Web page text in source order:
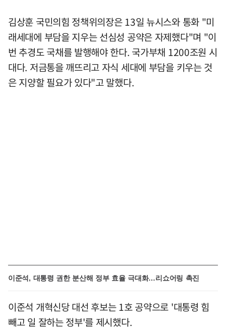
김상훈 국민의힘 정책위의장은 13일 뉴시스와 통화 "미
래세대에 부담을 지우는 선심성 공약은 자제했다"며 "이
번 추경도 국채를 발행해야 한다. 국가부채 1200조원 시
대다. 저금통을 깨뜨리고 자식 세대에 부담을 키우는 것
은 지양할 필요가 있다"고 말했다.
이준석, 대통령 권한 분산해 정부 효율 극대화…리쇼어링 촉진
이준석 개혁신당 대선 후보는 1호 공약으로 '대통령 힘
빼고 일 잘하는 정부'를 제시했다.